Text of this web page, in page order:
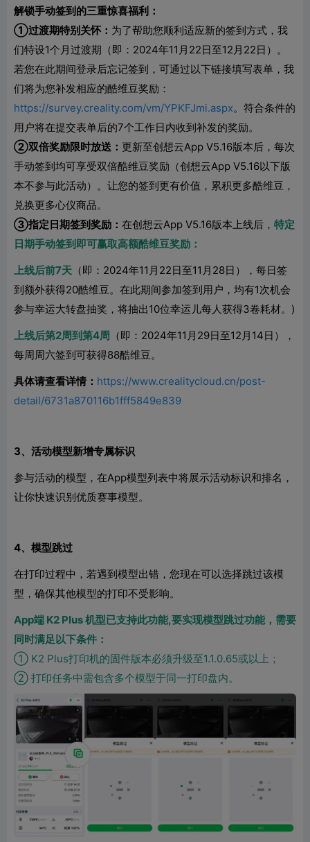
解锁手动签到的三重惊喜福利：
①过渡期特别关怀： 为了帮助您顺利适应新的签到方式，我
们特设1个月过渡期（即：2024年11月22日至12月22日）。
若您在此期间登录后忘记签到，可通过以下链接填写表单，我
们将为您补发相应的酷维豆奖励：
https://survey.creality.com/vm/YPKFJmi.aspx。符合条件的
用户将在提交表单后的7个工作日内收到补发的奖励。
②双倍奖励限时放送： 更新至创想云App V5.16版本后，每次
手动签到均可享受双倍酷维豆奖励（创想云App V5.16以下版
本不参与此活动）。让您的签到更有价值，累积更多酷维豆，
兑换更多心仪商品。
③指定日期签到奖励： 在创想云App V5.16版本上线后， 特定
日期手动签到即可赢取高额酷维豆奖励：
上线后前7天 （即：2024年11月22日至11月28日），每日签
到额外获得20酷维豆。在此期间参加签到用户，均有1次机会
参与幸运大转盘抽奖，将抽出10位幸运儿每人获得3卷耗材。)
上线后第2周到第4周 （即：2024年11月29日至12月14日），
每周周六签到可获得88酷维豆。
具体请查看详情： https://www.crealitycloud.cn/post-
detail/6731a870116b1fff5849e839
3、活动模型新增专属标识
参与活动的模型，在App模型列表中将展示活动标识和排名，
让你快速识别优质赛事模型。
4、模型跳过
在打印过程中，若遇到模型出错，您现在可以选择跳过该模
型，确保其他模型的打印不受影响。
App端 K2 Plus 机型已支持此功能,要实现模型跳过功能，需要
同时满足以下条件：
① K2 Plus打印机的固件版本必须升级至1.1.0.65或以上；
② 打印任务中需包含多个模型于同一打印盘内。